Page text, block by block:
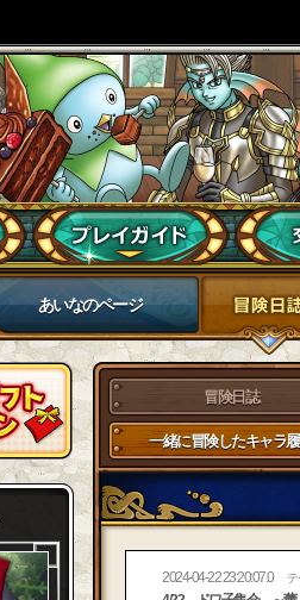
あいなのページ
冒険日誌
一緒に冒険したキャラ
2024-04-22 23:20:07.0 テ